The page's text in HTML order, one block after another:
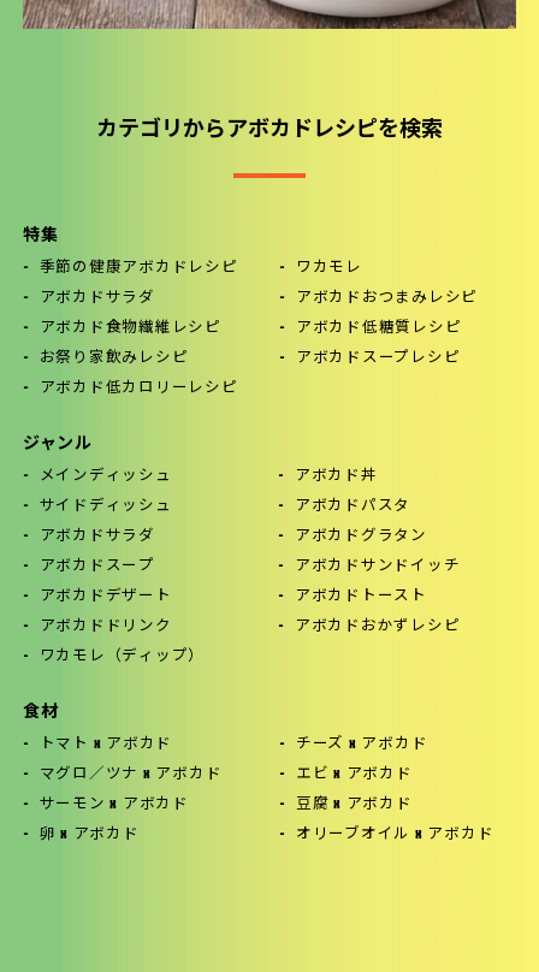
カテゴリからアボカドレシピを検索
特集
季節の健康アボカドレシピ ワカモレ
アボカドサラダ アボカドおつまみレシピ
アボカド食物繊維レシピ アボカド低糖質レシピ
お祭り家飲みレシピ アボカドスープレシピ
アボカド低カロリーレシピ
ジャンル
メインディッシュ
サイドディッシュ
アボカドサラダ
アボカドスープ
アボカドデザート
アボカドドリンク
ワカモレ（ディップ）
アボカド丼
アボカドパスタ
アボカドグラタン
アボカドサンドイッチ
アボカドトースト
アボカドおかずレシピ
食材
トマト x アボカド チーズ x アボカド
マグロ／ツナ x アボカド エビ x アボカド
サーモン x アボカド 豆腐 x アボカド
卵 x アボカド オリーブオイル x アボカド